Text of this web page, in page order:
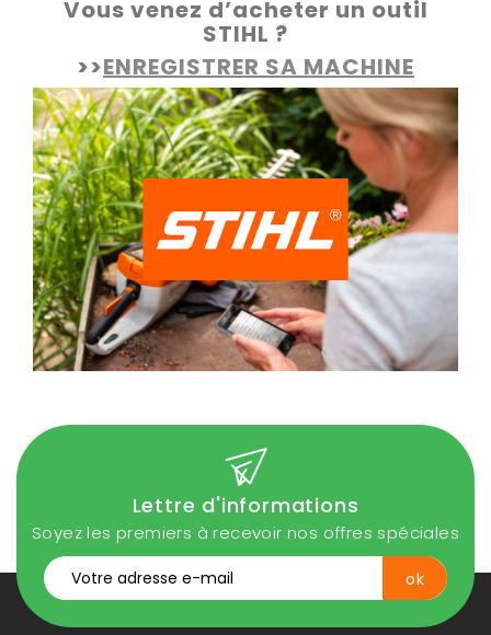
Vous venez d’acheter un outil
STIHL ?
>>ENREGISTRER SA MACHINE
Lettre d'informations
Soyez les premiers à recevoir nos offres spéciales